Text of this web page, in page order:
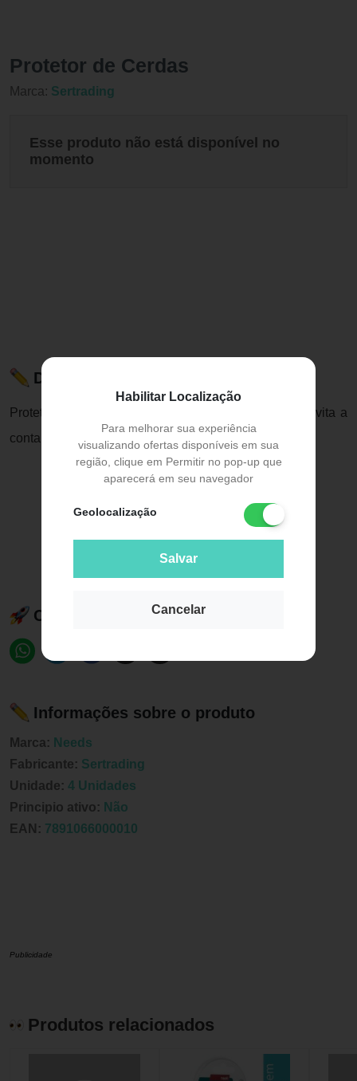
Habilitar Localização
Para melhorar sua experiência
visualizando ofertas disponíveis em sua
região, clique em Permitir no pop-up que
aparecerá em seu navegador
Geolocalização
Salvar
Cancelar
Protetor de Cerdas
Marca: Sertrading
Esse produto não está disponível no
momento
Descrição do Produto
Protetor de Cerdas Needs conserva sua escova e evita a
contaminação por bactérias e fungos
Compartilhe esse produto:
Informações sobre o produto
Marca: Needs
Fabricante: Sertrading
Unidade: 4 Unidades
Principio ativo: Não
EAN: 7891066000010
Publicidade
Produtos relacionados